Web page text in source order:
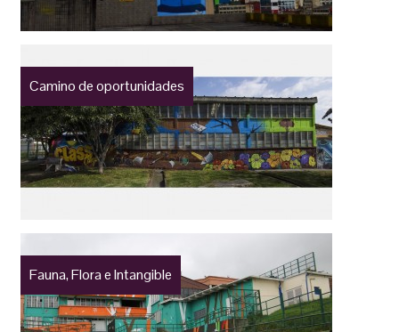
Camino de oportunidades
Fauna, Flora e Intangible